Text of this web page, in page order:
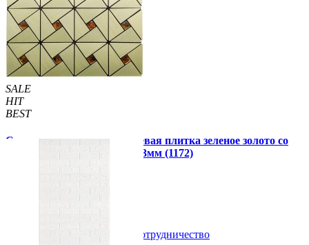
Другие так же купили
SALE
HIT
BEST
Самоклеющаяся алюминиевая плитка зеленое золото со
стразами мозаика 300х300х3мм (1172)
В закладки Сотрудничество